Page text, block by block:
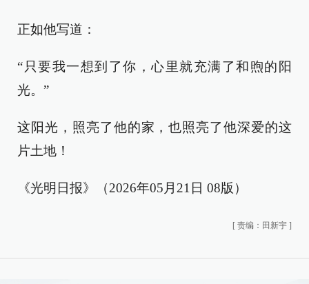
正如他写道：
“只要我一想到了你，心里就充满了和煦的阳
光。”
这阳光，照亮了他的家，也照亮了他深爱的这
片土地！
《光明日报》（2026年05月21日 08版）
[ 责编：田新宇 ]